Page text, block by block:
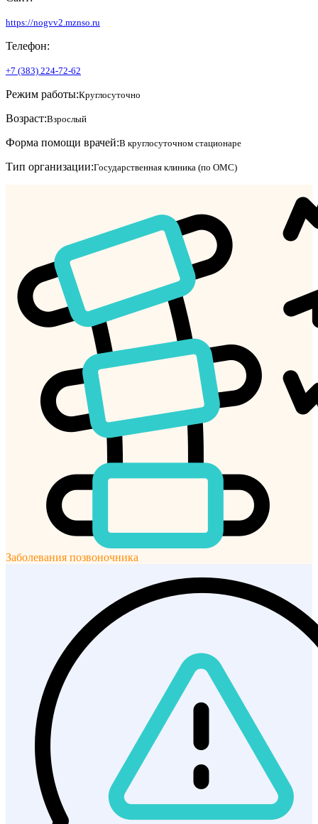
https://nogvv2.mznso.ru
Телефон:
+7 (383) 224-72-62
Режим работы:Круглосуточно
Возраст:Взрослый
Форма помощи врачей:В круглосуточном стационаре
Тип организации:Государственная клиника (по ОМС)
Заболевания позвоночника